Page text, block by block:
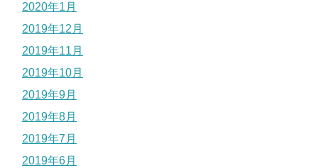
2020年1月
2019年12月
2019年11月
2019年10月
2019年9月
2019年8月
2019年7月
2019年6月